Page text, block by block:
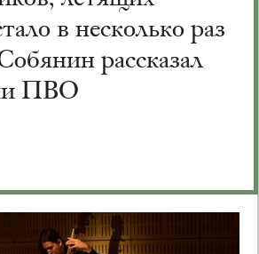
в несколько раз
рассказал
ПВО